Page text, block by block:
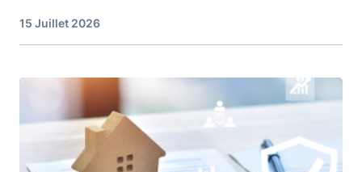
15 Juillet 2026